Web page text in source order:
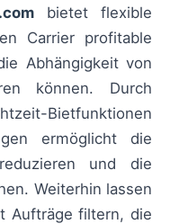
bietet flexible
Carrier profitable
Abhängigkeit von
können. Durch
Bietfunktionen
ermöglicht die
und die
Weiterhin lassen
Aufträge filtern, die